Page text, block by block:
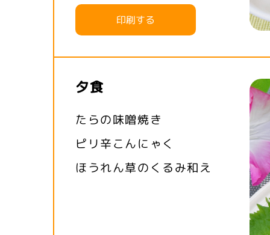
印刷する
夕食
たらの味噌焼き
ピリ辛こんにゃく
ほうれん草のくるみ和え